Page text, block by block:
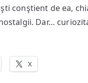
conştient de ea,
Dar…
X